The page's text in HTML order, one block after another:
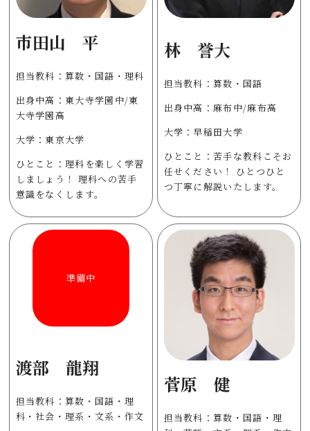
市田山 平
担当教科：算数・国語・理科
出身中高：東大寺学園中/東
大寺学園高
大学：東京大学
ひとこと：理科を楽しく学習
しましょう！ 理科への苦手
意識をなくします。
林 誉大
担当教科：算数・国語
出身中高：麻布中/麻布高
大学：早稲田大学
ひとこと：苦手な教科こそお
任せください！ ひとつひと
つ丁寧に解説いたします。
渡部 龍翔
担当教科：算数・国語・理
科・社会・理系・文系・作文
準備中
菅原 健
担当教科：算数・国語・理